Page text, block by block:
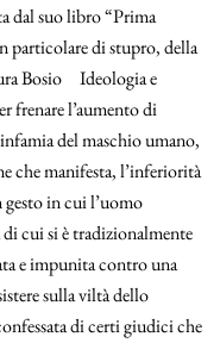
dal suo libro “Prima
particolare di stupro, della
Bosio Ideologia e
frenare l’aumento di
del maschio umano,
che manifesta, l’inferiorità
gesto in cui l’uomo
cui si è tradizionalmente
e impunita contro una
sulla viltà dello
di certi giudici che